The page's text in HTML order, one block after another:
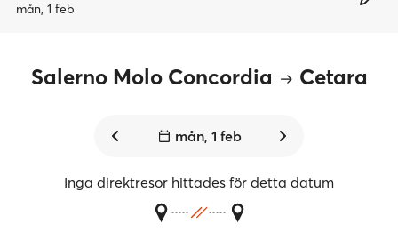
mån, 1 feb
Salerno Molo Concordia Cetara
mån, 1 feb
Inga direktresor hittades för detta datum